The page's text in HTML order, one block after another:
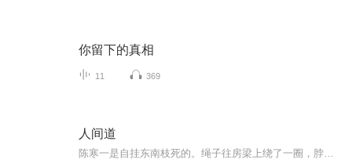
你留下的真相
11 369
人间道